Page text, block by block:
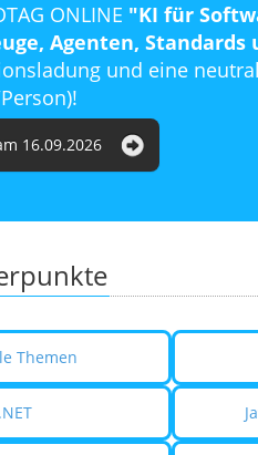
ONLINE "KI für
Agenten,
und eine
16.09.2026
Themen
.NET